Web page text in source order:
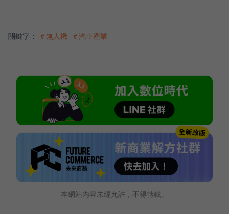
關鍵字： ＃無人機 ＃汽車產業
本網站內容未經允許，不得轉載。